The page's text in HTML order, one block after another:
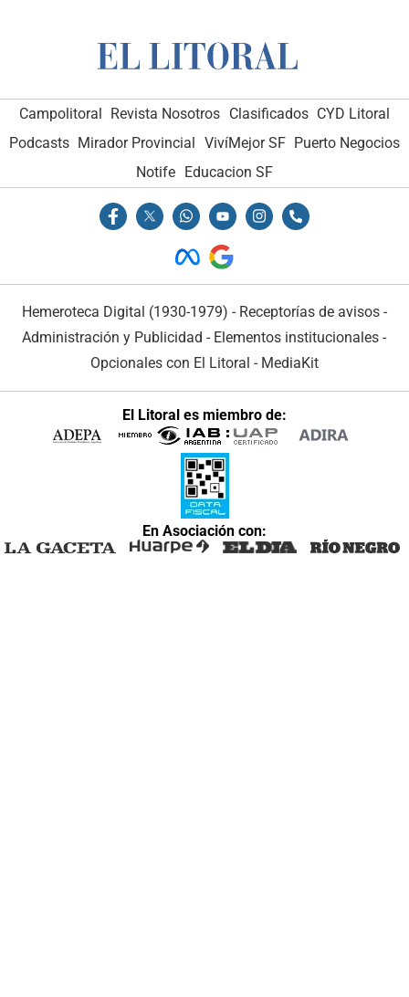
Campolitoral Revista Nosotros Clasificados CYD Litoral
Podcasts Mirador Provincial VivíMejor SF Puerto Negocios
Notife Educacion SF
Hemeroteca Digital (1930-1979) - Receptorías de avisos -
Administración y Publicidad - Elementos institucionales -
Opcionales con El Litoral - MediaKit
El Litoral es miembro de:
En Asociación con: